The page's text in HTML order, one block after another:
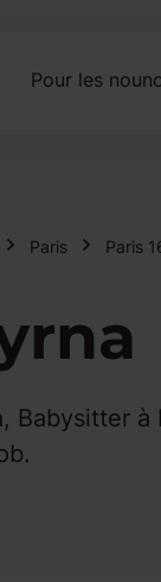
Pour les
Paris Paris
Babysitter à